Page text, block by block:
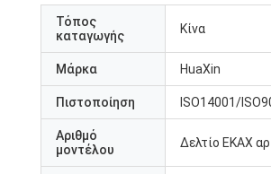
Τόπος
καταγωγής
Κίνα
Μάρκα HuaXin
Πιστοποίηση ISO14001/
Αριθμό
μοντέλου
Δελτίο ΕΚΑΧ